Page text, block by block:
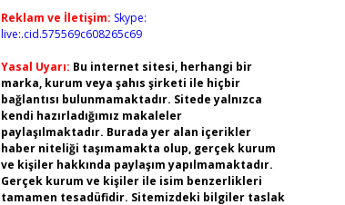
Reklam ve İletişim: Skype:
live:.cid.575569c608265c69
Yasal Uyarı: Bu internet sitesi, herhangi bir
marka, kurum veya şahıs şirketi ile hiçbir
bağlantısı bulunmamaktadır. Sitede yalnızca
kendi hazırladığımız makaleler
paylaşılmaktadır. Burada yer alan içerikler
haber niteliği taşımamakta olup, gerçek kurum
ve kişiler hakkında paylaşım yapılmamaktadır.
Gerçek kurum ve kişiler ile isim benzerlikleri
tamamen tesadüfidir. Sitemizdeki bilgiler taslak